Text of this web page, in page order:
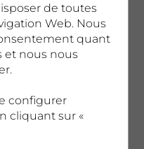
SAMEDI 11 AVRIL
de toutes
Web. Nous
quant
et nous nous
configurer
cliquant sur «